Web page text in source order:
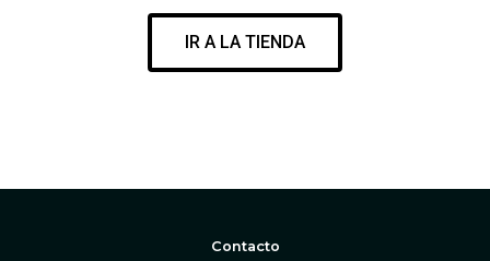
IR A LA TIENDA
Contacto